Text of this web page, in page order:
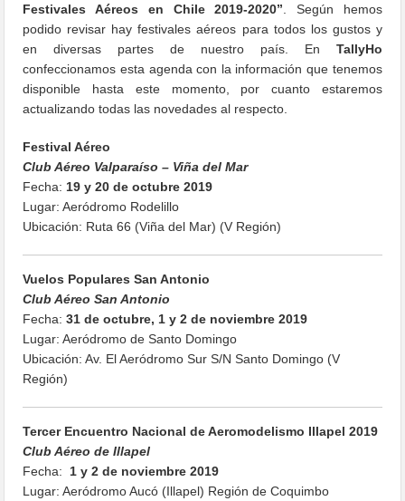
Festivales Aéreos en Chile 2019-2020” . Según hemos
podido revisar hay festivales aéreos para todos los gustos y
en diversas partes de nuestro país. En TallyHo
confeccionamos esta agenda con la información que tenemos
disponible hasta este momento, por cuanto estaremos
actualizando todas las novedades al respecto.
Festival Aéreo
Club Aéreo Valparaíso – Viña del Mar
Fecha: 19 y 20 de octubre 2019
Lugar: Aeródromo Rodelillo
Ubicación: Ruta 66 (Viña del Mar) (V Región)
Vuelos Populares San Antonio
Club Aéreo San Antonio
Fecha: 31 de octubre, 1 y 2 de noviembre 2019
Lugar: Aeródromo de Santo Domingo
Ubicación: Av. El Aeródromo Sur S/N Santo Domingo (V
Región)
Tercer Encuentro Nacional de Aeromodelismo Illapel 2019
Club Aéreo de Illapel
Fecha:
1 y 2 de noviembre 2019
Lugar: Aeródromo Aucó (Illapel) Región de Coquimbo